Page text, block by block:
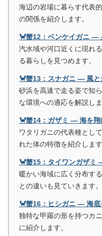
海辺の岩場に暮らす代表
の関係を紹介します。
🦀蟹12：ベンケイガニ ―
汽水域や河口近くに現れ
る暮らしを見つめます。
🦀蟹13：スナガニ ― 風
砂浜を高速で走る姿で知
な環境への適応を解説しま
🦀蟹14：ガザミ ― 海を
ワタリガニの代表種とし
れた体の特徴を紹介します
🦀蟹15：タイワンガザ
暖かい海域に広く分布す
との違いも見ていきます。
🦀蟹16：ヒシガニ ― 海
独特な甲羅の形を持つカ
に紹介します。